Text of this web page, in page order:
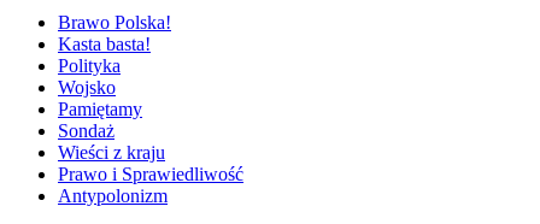
Brawo Polska!
Kasta basta!
Polityka
Wojsko
Pamiętamy
Sondaż
Wieści z kraju
Prawo i Sprawiedliwość
Antypolonizm